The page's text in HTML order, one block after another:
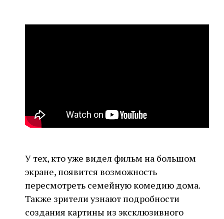
У тех, кто уже видел фильм на большом
экране, появится возможность
пересмотреть семейную комедию дома.
Также зрители узнают подробности
создания картины из эксклюзивного